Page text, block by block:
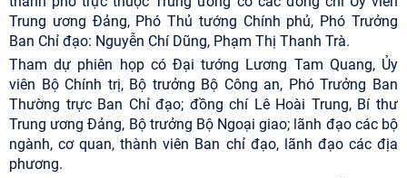
Trung ương Đảng, Phó Thủ tướng Chính phủ, Phó Trưởng
Ban Chỉ đạo: Nguyễn Chí Dũng, Phạm Thị Thanh Trà.
Tham dự phiên họp có Đại tướng Lương Tam Quang, Ủy
viên Bộ Chính trị, Bộ trưởng Bộ Công an, Phó Trưởng Ban
Thường trực Ban Chỉ đạo; đồng chí Lê Hoài Trung, Bí thư
Trung ương Đảng, Bộ trưởng Bộ Ngoại giao; lãnh đạo các bộ
ngành, cơ quan, thành viên Ban chỉ đạo, lãnh đạo các địa
phương.